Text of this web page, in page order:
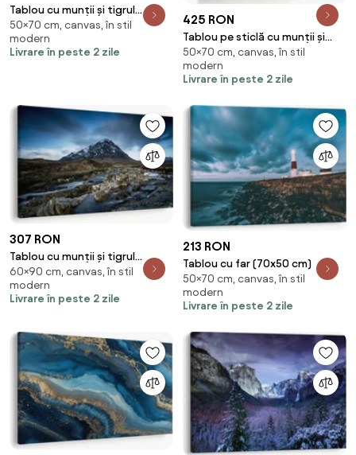
Tablou cu munții și tigrul
(70x50 cm)
50×70 cm, canvas, în stil
modern
Livrare în peste 2 zile
425 RON
Tablou pe sticlă cu munții și
tigrul (70x50 cm)
50×70 cm, canvas, în stil
modern
Livrare în peste 2 zile
307 RON
Tablou cu munții și tigrul
(90x60 cm)
60×90 cm, canvas, în stil
modern
Livrare în peste 2 zile
213 RON
Tablou cu far (70x50 cm)
50×70 cm, canvas, în stil
modern
Livrare în peste 2 zile